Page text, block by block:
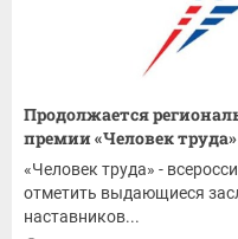
Продолжается
премии «Человек
«Человек труда» -
отметить выдающиеся
наставников...